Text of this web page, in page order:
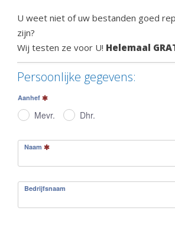
U weet niet of uw bestanden goed
zijn?
Wij testen ze voor U! Helemaal
Persoonlijke gegevens:
Aanhef
Mevr. Dhr.
Naam
Bedrijfsnaam